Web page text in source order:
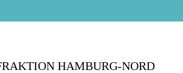
HAMBURG-NORD